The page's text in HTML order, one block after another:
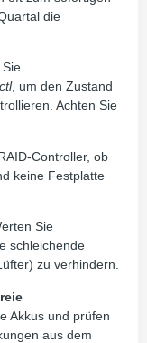
die
Sie
, um den Zustand
Achten Sie
Controller, ob
keine Festplatte
Sie
schleichende
zu verhindern.
Akkus und prüfen
aus dem